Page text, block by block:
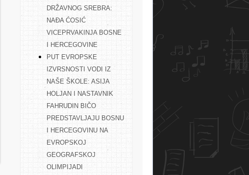
DRŽAVNOG SREBRA:
NAĐA ĆOSIĆ
VICEPRVAKINJA BOSNE
I HERCEGOVINE
PUT EVROPSKE
IZVRSNOSTI VODI IZ
NAŠE ŠKOLE: ASIJA
HOLJAN I NASTAVNIK
FAHRUDIN BIČO
PREDSTAVLJAJU BOSNU
I HERCEGOVINU NA
EVROPSKOJ
GEOGRAFSKOJ
OLIMPIJADI